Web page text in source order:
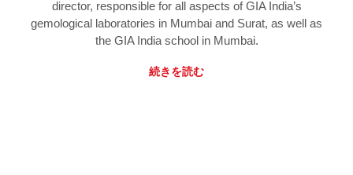
director, responsible for all aspects of GIA India’s
gemological laboratories in Mumbai and Surat, as well as
the GIA India school in Mumbai.
続きを読む